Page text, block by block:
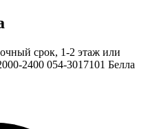
срок, 1-2 этаж или
2400 054-3017101 Белла